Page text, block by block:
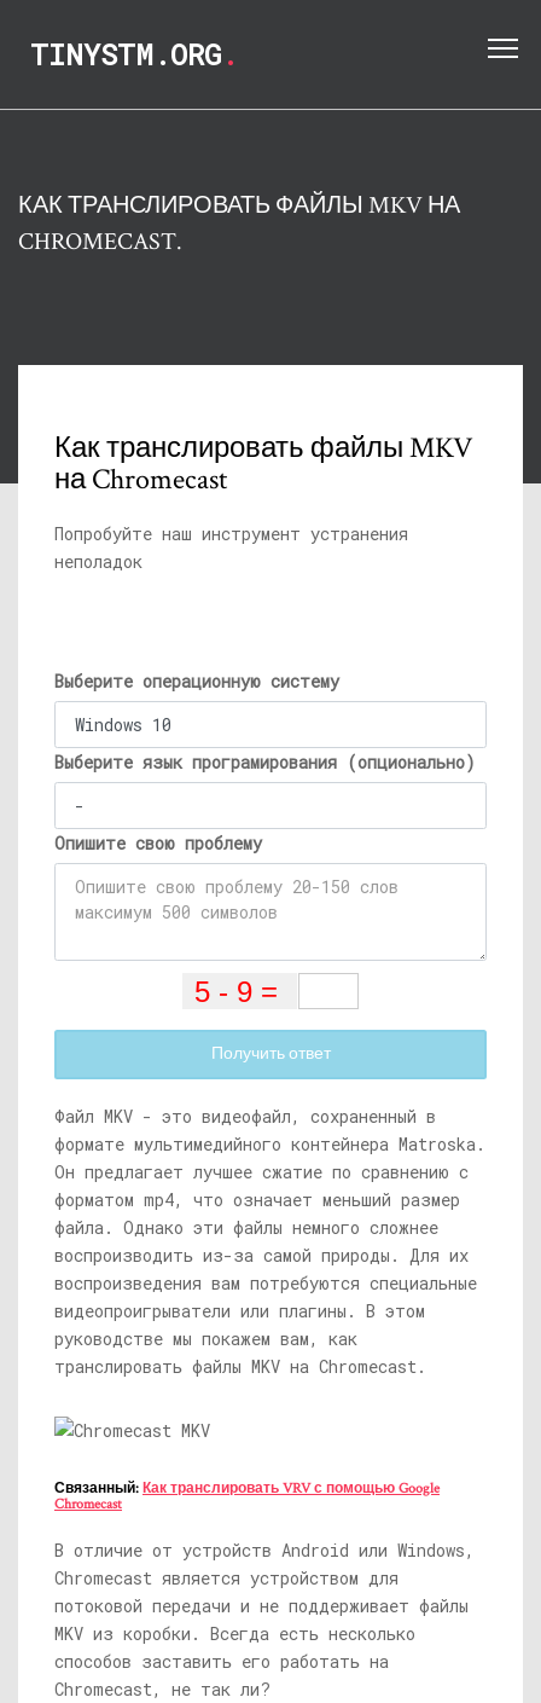
TINYSTM.ORG.
КАК ТРАНСЛИРОВАТЬ ФАЙЛЫ MKV НА
CHROMECAST.
Как транслировать файлы MKV
на Chromecast
Попробуйте наш инструмент устранения
неполадок
Выберите операционную систему
Выберите язык програмирования (опционально)
Опишите свою проблему
Получить ответ
Файл MKV - это видеофайл, сохраненный в
формате мультимедийного контейнера Matroska.
Он предлагает лучшее сжатие по сравнению с
форматом mp4, что означает меньший размер
файла. Однако эти файлы немного сложнее
воспроизводить из-за самой природы. Для их
воспроизведения вам потребуются специальные
видеопроигрыватели или плагины. В этом
руководстве мы покажем вам, как
транслировать файлы MKV на Chromecast.
Связанный: Как транслировать VRV с помощью Google
Chromecast
В отличие от устройств Android или Windows,
Chromecast является устройством для
потоковой передачи и не поддерживает файлы
MKV из коробки. Всегда есть несколько
способов заставить его работать на
Chromecast, не так ли?